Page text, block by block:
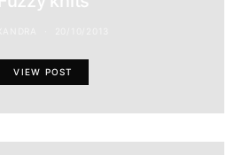
VIEW POST